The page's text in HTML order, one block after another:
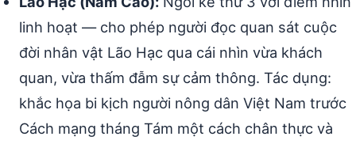
linh hoạt — cho phép người đọc quan sát cuộc
đời nhân vật Lão Hạc qua cái nhìn vừa khách
quan, vừa thấm đẫm sự cảm thông. Tác dụng:
khắc họa bi kịch người nông dân Việt Nam trước
Cách mạng tháng Tám một cách chân thực và